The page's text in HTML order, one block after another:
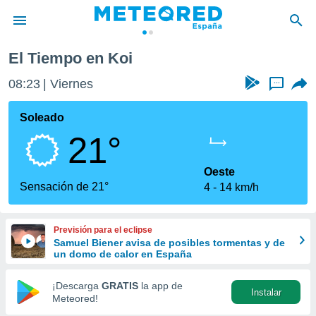
de
por
que se
calidad.
a este
las
y
forma
digital
basada
El Tiempo en Koi
08:23 Viernes ...
Soleado
21°
Sensación de 21°
Oeste
4
14 km/h
Previsión para el eclipse
Samuel Biener avisa de posibles tormentas y de
un domo de calor en España
¡Descarga GRATIS la app de
Meteored!
Instalar